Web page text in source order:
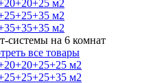
м2
м2
м2
системы на 6 комнат
все товары
м2
м2